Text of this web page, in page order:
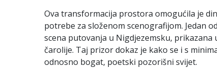
Ova transformacija prostora omogućila je
potrebe za složenom scenografijom. Jedan
scena putovanja u Nigdjezemsku,
čarolije. Taj prizor dokaz je kako se i s
odnosno bogat, poetski pozorišni svijet.